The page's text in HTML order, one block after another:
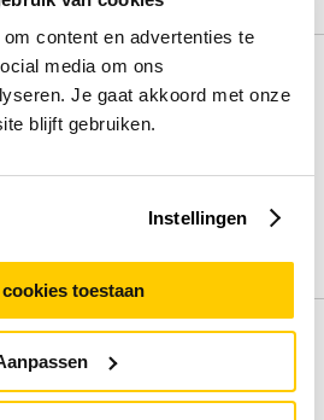
content en advertenties te
media om ons
Je gaat akkoord met onze
blijft gebruiken.
Instellingen
toestaan
inch
GB
2.3 Gigahertz